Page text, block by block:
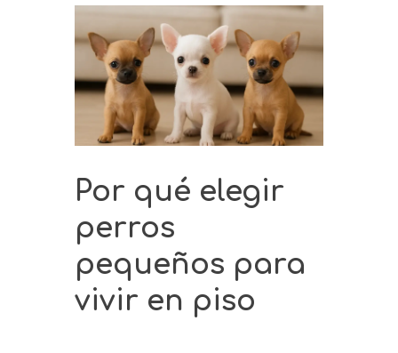
Por qué elegir
perros
pequeños para
vivir en piso